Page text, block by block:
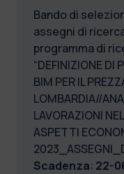
Bando di
assegni di
programma di
“DEFINIZIONE DI
BIM PER IL
LOMBARDIA//
LAVORAZIONI
ASPETTI
Scadenza: 22-